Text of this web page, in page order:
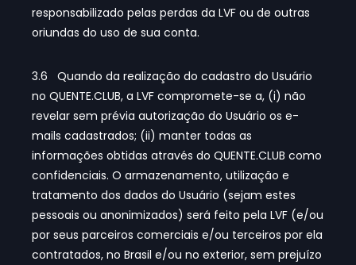
responsabilizado pelas perdas da LVF ou de outras
oriundas do uso de sua conta.
3.6 Quando da realização do cadastro do Usuário
no QUENTE.CLUB, a LVF compromete-se a, (i) não
revelar sem prévia autorização do Usuário os e-
mails cadastrados; (ii) manter todas as
informações obtidas através do QUENTE.CLUB como
confidenciais. O armazenamento, utilização e
tratamento dos dados do Usuário (sejam estes
pessoais ou anonimizados) será feito pela LVF (e/ou
por seus parceiros comerciais e/ou terceiros por ela
contratados, no Brasil e/ou no exterior, sem prejuízo